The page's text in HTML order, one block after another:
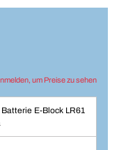
um Preise zu sehen
E-Block LR61